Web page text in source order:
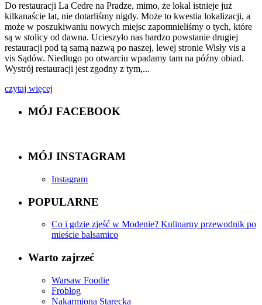
Do restauracji La Cedre na Pradze, mimo, że lokal istnieje już
kilkanaście lat, nie dotarliśmy nigdy. Może to kwestia lokalizacji, a
może w poszukiwaniu nowych miejsc zapomnieliśmy o tych, które
są w stolicy od dawna. Ucieszyło nas bardzo powstanie drugiej
restauracji pod tą samą nazwą po naszej, lewej stronie Wisły vis a
vis Sądów. Niedługo po otwarciu wpadamy tam na późny obiad.
Wystrój restauracji jest zgodny z tym,...
czytaj więcej
MÓJ FACEBOOK
MÓJ INSTAGRAM
Instagram
POPULARNE
Co i gdzie zjeść w Modenie? Kulinarny przewodnik po
mieście balsamico
Warto zajrzeć
Warsaw Foodie
Froblog
Nakarmiona Starecka